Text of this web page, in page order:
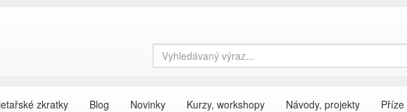
zkratky Blog Novinky Kurzy, workshopy Návody, projekty Příze